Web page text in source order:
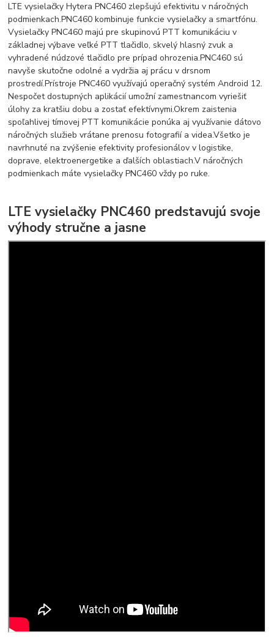
LTE vysielačky Hytera PNC460 zlepšujú efektivitu v náročných
podmienkach.PNC460 kombinuje funkcie vysielačky a smartfónu.
Vysielačky PNC460 majú pre skupinovú PTT komunikáciu v
základnej výbave veľké PTT tlačidlo, skvelý hlasný zvuk a
vyhradené núdzové tlačidlo pre prípad ohrozenia.PNC460 sú
navyše skutočne odolné a vydržia aj prácu v drsnom
prostredí.Prístroje PNC460 využívajú operačný systém Android 12.
Nespočet dostupných aplikácií umožní zamestnancom vyriešiť
úlohy za kratšiu dobu a zostať efektívnymi.Okrem zaistenia
spoľahlivej tímovej PTT komunikácie ponúka aj využívanie dátovo
náročných služieb vrátane prenosu fotografií a videa.Všetko je
navrhnuté na zvýšenie efektivity profesionálov v logistike,
doprave, elektroenergetike a ďalších oblastiach.V náročných
podmienkach máte vysielačky PNC460 vždy po ruke.
LTE vysielačky PNC460 predstavujú svoje
výhody stručne a jasne